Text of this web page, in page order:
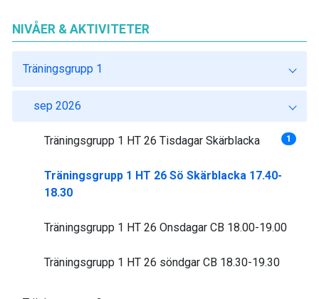
NIVÅER & AKTIVITETER
Träningsgrupp 1
sep 2026
Träningsgrupp 1 HT 26 Tisdagar Skärblacka 1
Träningsgrupp 1 HT 26 Sö Skärblacka 17.40-
18.30
Träningsgrupp 1 HT 26 Onsdagar CB 18.00-19.00
Träningsgrupp 1 HT 26 söndgar CB 18.30-19.30